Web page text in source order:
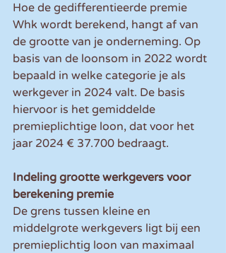
Hoe de gedifferentieerde premie
Whk wordt berekend, hangt af van
de grootte van je onderneming. Op
basis van de loonsom in 2022 wordt
bepaald in welke categorie je als
werkgever in 2024 valt. De basis
hiervoor is het gemiddelde
premieplichtige loon, dat voor het
jaar 2024 € 37.700 bedraagt.
Indeling grootte werkgevers voor
berekening premie
De grens tussen kleine en
middelgrote werkgevers ligt bij een
premieplichtig loon van maximaal